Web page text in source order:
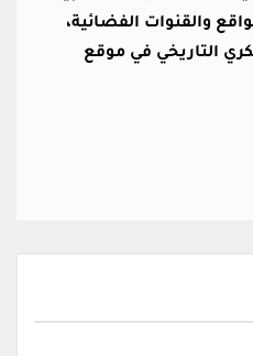
والقنوات الفضائية،
التاريخي في موقع